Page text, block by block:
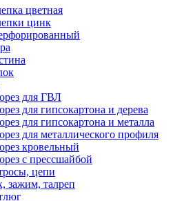
цветная
цинк
для ГВЛ
для гипсокартона и дерева
для гипсокартона и металла
для металлического профиля
кровельный
с прессшайбой
цепи
зажим, талреп